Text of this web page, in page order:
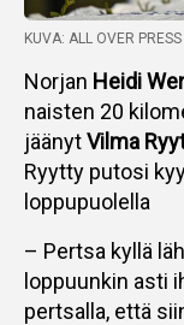
KUVA: ALL OVER PRESS
Norjan Heidi
naisten 20
jäänytVilma
Ryytty putosi
loppupuolella
– Pertsa kyllä
loppuunkin asti
pertsalla, että